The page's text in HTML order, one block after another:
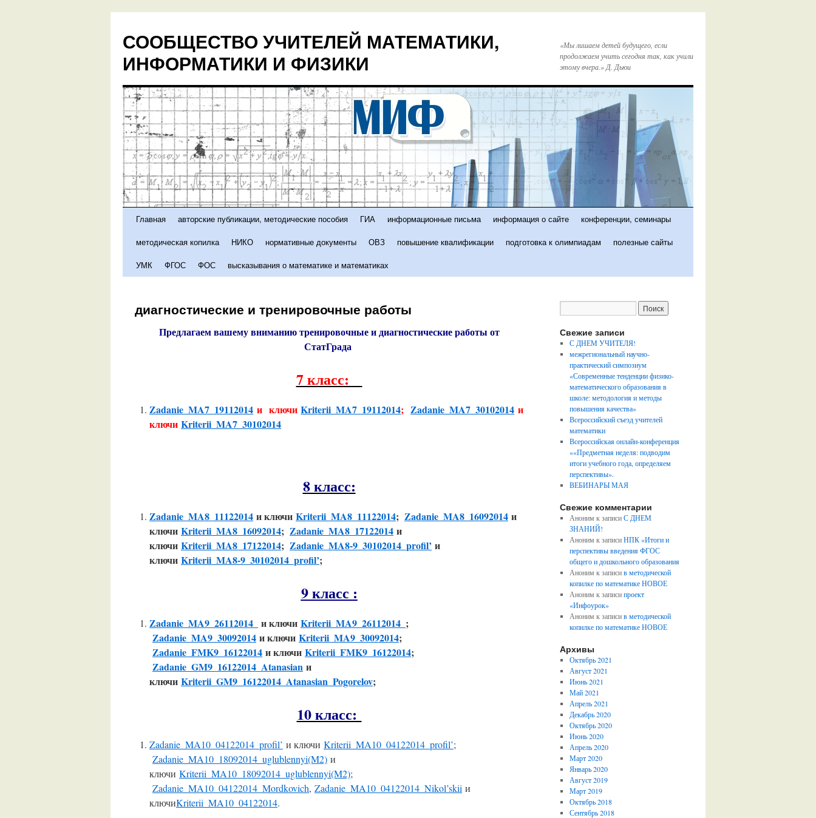
содержимому
СООБЩЕСТВО УЧИТЕЛЕЙ МАТЕМАТИКИ,
ИНФОРМАТИКИ И ФИЗИКИ
«Мы лишаем детей будущего, если
продолжаем учить сегодня так, как учили
этому вчера.» Д. Дьюи
Главная авторские публикации, методические пособия ГИА информационные письма информация о сайте
конференции, семинары
методическая копилка
НИКО нормативные документы ОВЗ повышение квалификации подготовка к олимпиадам
полезные сайты
УМК
ФГОС ФОС высказывания о математике и математиках
диагностические и тренировочные работы
Предлагаем вашему вниманию тренировочные и диагностические работы от
СтатГрада
7 класс:
Zadanie_MA7_19112014 и ключиKriterii_MA7_19112014;Zadanie_MA7_30102014 и
ключи Kriterii_MA7_30102014
8 класс:
Zadanie_MA8_11122014 и ключи Kriterii_MA8_11122014; Zadanie_MA8_16092014 и
ключи Kriterii_MA8_16092014; Zadanie_MA8_17122014 и
ключи Kriterii_MA8_17122014; Zadanie_MA8-9_30102014_profil’ и
ключи Kriterii_MA8-9_30102014_profil’;
9 класс :
Zadanie_MA9_26112014_ и ключи Kriterii_MA9_26112014_ ;
Zadanie_MA9_30092014 и ключи Kriterii_MA9_30092014;
Zadanie_FMK9_16122014 и ключи Kriterii_FMK9_16122014;
Zadanie_GM9_16122014_Atanasian и
ключи Kriterii_GM9_16122014_Atanasian_Pogorelov;
10 класс:
Zadanie_MA10_04122014_profil’ и ключи Kriterii_MA10_04122014_profil’;
Zadanie_MA10_18092014_uglublennyi(M2) и
ключи Kriterii_MA10_18092014_uglublennyi(M2);
Zadanie_MA10_04122014_Mordkovich, Zadanie_MA10_04122014_Nikol’skii и
ключиKriterii_MA10_04122014.
Свежие записи
С ДНЕМ УЧИТЕЛЯ!
межрегиональный научно-
практический симпозиум
«Современные тенденции физико-
математического образования в
школе: методология и методы
повышения качества»
Всероссийский съезд учителей
математики
Всероссийская онлайн-конференция
««Предметная неделя: подводим
итоги учебного года, определяем
перспективы».
ВЕБИНАРЫ МАЯ
Свежие комментарии
Аноним к записиС ДНЕМ
ЗНАНИЙ!
Аноним к записиНПК «Итоги и
перспективы введения ФГОС
общего и дошкольного образования
Аноним к записив методической
копилке по математике НОВОЕ
Аноним к записипроект
«Инфоурок»
Аноним к записив методической
копилке по математике НОВОЕ
Архивы
Октябрь 2021
Август 2021
Июнь 2021
Май 2021
Апрель 2021
Декабрь 2020
Октябрь 2020
Июнь 2020
Апрель 2020
Март 2020
Январь 2020
Август 2019
Март 2019
Октябрь 2018
Сентябрь 2018